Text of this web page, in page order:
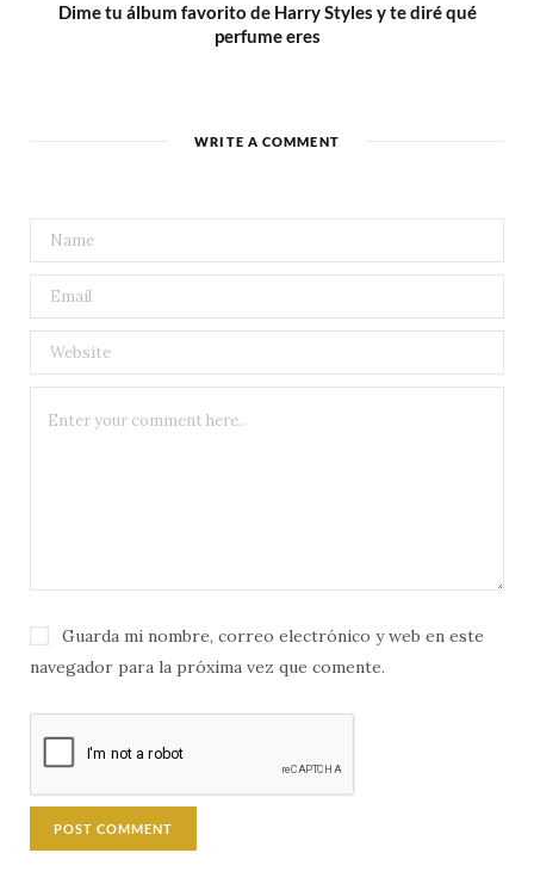
Dime tu álbum favorito de Harry Styles y te diré qué
perfume eres
WRITE A COMMENT
Guarda mi nombre, correo electrónico y web en este
navegador para la próxima vez que comente.